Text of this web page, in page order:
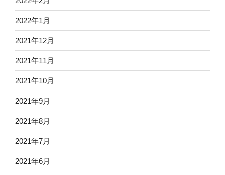
2022年1月
2021年12月
2021年11月
2021年10月
2021年9月
2021年8月
2021年7月
2021年6月